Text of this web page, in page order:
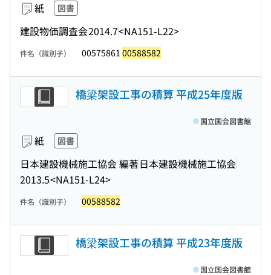
紙 図書
建設物価調査会2014.7<NA151-L22>
件名（識別子） 00575861 00588582
橋梁架設工事の積算 平成25年度版
紙 図書
日本建設機械施工協会 編著日本建設機械施工協会
2013.5<NA151-L24>
国立国会図書館
件名（識別子） 00588582
橋梁架設工事の積算 平成23年度版
国立国会図書館